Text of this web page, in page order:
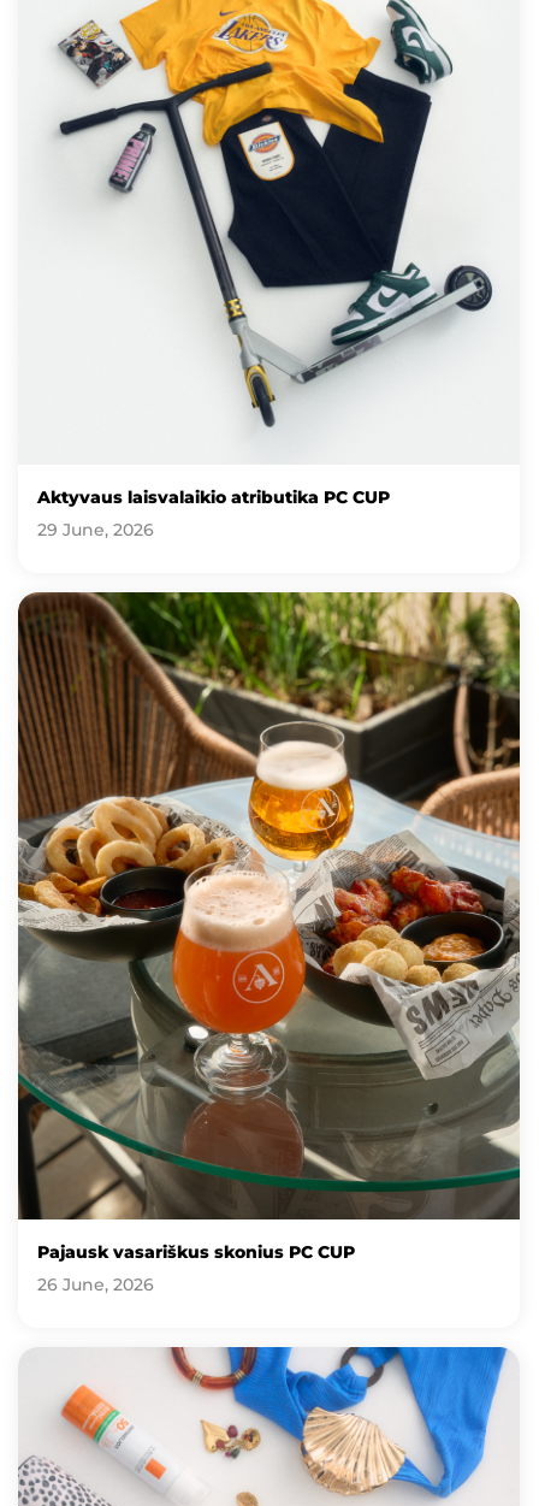
Aktyvaus laisvalaikio atributika PC CUP
29 June, 2026
Pajausk vasariškus skonius PC CUP
26 June, 2026